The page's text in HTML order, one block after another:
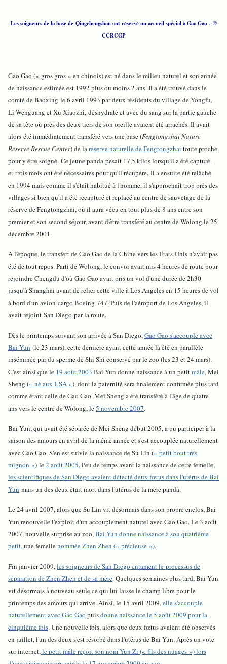
Les soigneurs de la base de Qingchengshan ont réservé un accueil spécial à Gao Gao- ©
CCRCGP
Gao Gao (« gros gros » en chinois) est né dans le milieu naturel et son année
de naissance estimée est 1992 plus ou moins 2 ans. Il a été trouvé dans le
comté de Baoxing le 6 avril 1993 par deux résidents du village de Yongfu,
Li Wenguang et Xu Xiaozhi, déshydraté et avec du sang sur la partie gauche
de sa tête où près des deux tiers de son oreille avaient été arrachés. Il avait
alors été immédiatement transféré vers une base (Fengtongzhai Nature
Reserve Rescue Center) de laréserve naturelle de Fengtongzhai toute proche
pour y être soigné. Ce jeune panda pesait 17,5 kilos lorsqu'il a été capturé,
et trois mois ont été nécessaires pour qu'il récupère. Il a ensuite été relâché
en 1994 mais comme il s'était habitué à l'homme, il s'approchait trop près des
villages si bien qu'il a été recapturé et replacé au centre de sauvetage de la
réserve de Fengtongzhai, où il aura vécu en tout plus de 8 ans entre son
premier et son second séjour, avant d'être transféré au centre de Wolong le 25
décembre 2001.
A l'époque, le transfert de Gao Gao de la Chine vers les Etats-Unis n'avait pas
été de tout repos. Parti de Wolong, le convoi avait mis 4 heures de route pour
rejoindre Chengdu d'où Gao Gao avait pris un vol d'une durée de 2h30
jusqu'à Shanghai avant de relier cette ville à Los Angeles en 15 heures de vol
à bord d'un avion cargo Boeing 747. Puis de l'aéroport de Los Angeles, il
avait rejoint San Diego par la route.
Dès le printemps suivant son arrivée à San Diego,Gao Gao s'accouple avec
Bai Yun (le 23 mars), cette dernière ayant cette année là été en parallèle
inséminée par du sperme de Shi Shi conservé par le zoo (les 23 et 24 mars).
C'est ainsi que le 19 août 2003 Bai Yun donne naissance à un petitmâle, Mei
Sheng (« né aux USA »), dont la paternité sera finalement confirmée plus tard
comme étant celle de Gao Gao. Mei Sheng a été transféré à l'âge de quatre
ans vers le centre de Wolong, le5 novembre 2007.
Bai Yun, qui avait été séparée de Mei Sheng début 2005, a pu participer à la
saison des amours en avril de la même année et s'est accouplée naturellement
avec Gao Gao. S'en est suivie la naissance de Su Lin (« petit bout très
mignon ») le2 août 2005. Peu de temps avant la naissance de cette femelle,
les scientifiques de San Diego avaient détecté deux fœtus dans l'utérus de Bai
Yun mais un des deux était mort dans l'utérus de la mère panda.
Le 24 avril 2007, alors que Su Lin vit désormais dans son propre enclos, Bai
Yun renouvelle l'exploit d'un accouplement naturel avec Gao Gao. Le 3 août
2007, nouvelle surprise au zoo,Bai Yun donne naissance à son quatrième
petit, une femellenommée Zhen Zhen (« précieuse »).
Fin janvier 2009,les soigneurs de San Diego entament le processus de
séparation de Zhen Zhen et de sa mère. Quelques semaines plus tard, Bai Yun
vit désormais à nouveau seule ce qui lui laisse le champ libre pour le
printemps des amours qui arrive. Ainsi, le 15 avril 2009,elle s'accouple
naturellement avec Gao Gao puisdonne naissance le 5 août 2009 pour la
cinquième fois. Une nouvelle fois, alors que deux fœtus avaient été observés
en juillet, l'un des deux s'est résorbé dans l'utérus de Bai Yun. Après un vote
sur internet,le petit mâle reçoit son nom Yun Zi (« fils des nuages ») lors